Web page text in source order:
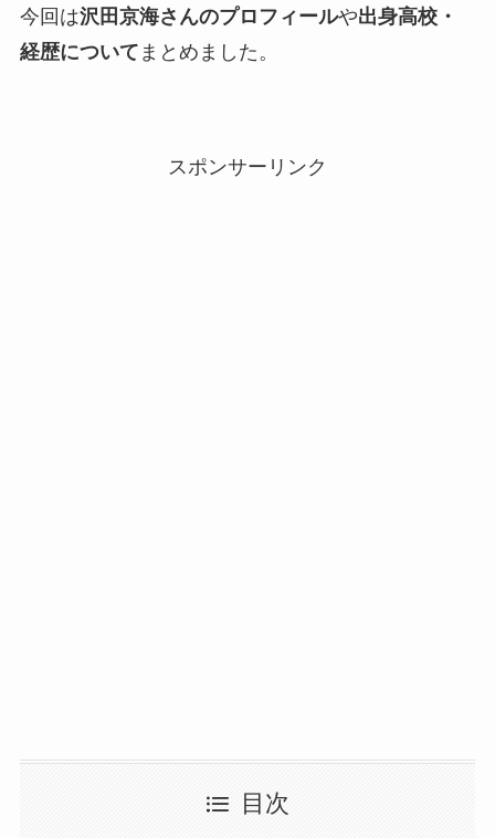
今回は沢田京海さんのプロフィールや出身高校・
経歴について まとめました。
スポンサーリンク
目次